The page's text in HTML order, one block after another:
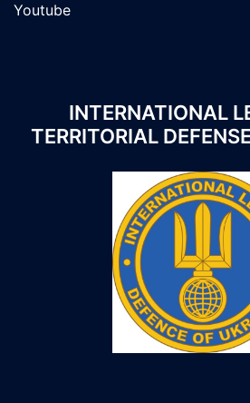
Youtube
INTERNATIONAL
TERRITORIAL